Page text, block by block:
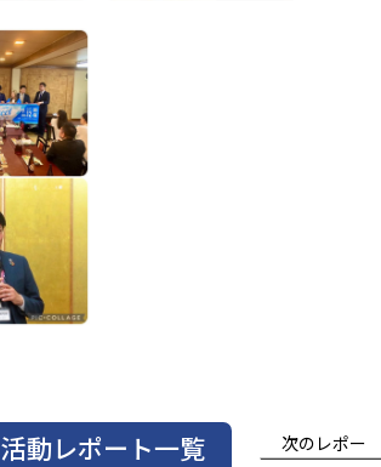
活動レポート一覧
次のレポー